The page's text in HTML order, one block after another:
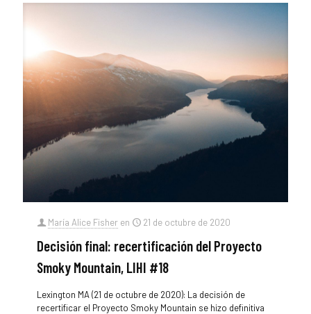
María Alice Fisher en 21 de octubre de 2020
Decisión final: recertificación del Proyecto
Smoky Mountain, LIHI #18
Lexington MA (21 de octubre de 2020): La decisión de
recertificar el Proyecto Smoky Mountain se hizo definitiva